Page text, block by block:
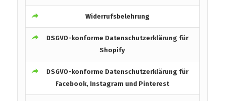
Widerrufsbelehrung
DSGVO-konforme Datenschutzerklärung für
Shopify
DSGVO-konforme Datenschutzerklärung für
Facebook, Instagram und Pinterest